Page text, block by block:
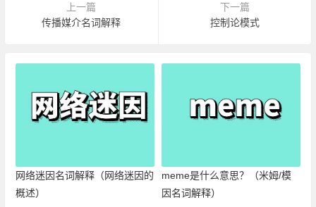
上一篇
传播媒介名词解释
下一篇
控制论模式
网络迷因名词解释（网络迷因的
概述）
meme是什么意思？（米姆/模
因名词解释）